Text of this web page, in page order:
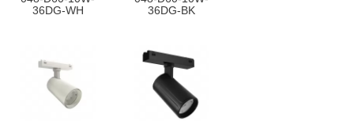
36DG-WH
36DG-BK